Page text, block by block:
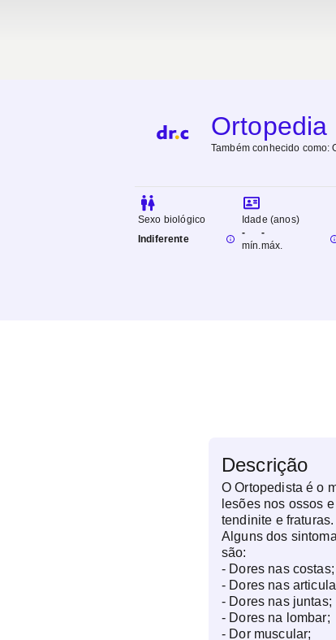
Ortopedia
Também conhecido como:
Sexo biológico
Indiferente
Idade (anos)
-
mín.
-
máx.
Descrição
O Ortopedista é o
lesões nos ossos
tendinite e fraturas.
Alguns dos
são:
- Dores nas costas;
- Dores nas
- Dores nas juntas;
- Dores na lombar;
- Dor muscular;